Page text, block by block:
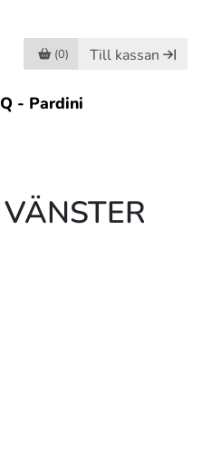
(0) Till kassan
- Pardini